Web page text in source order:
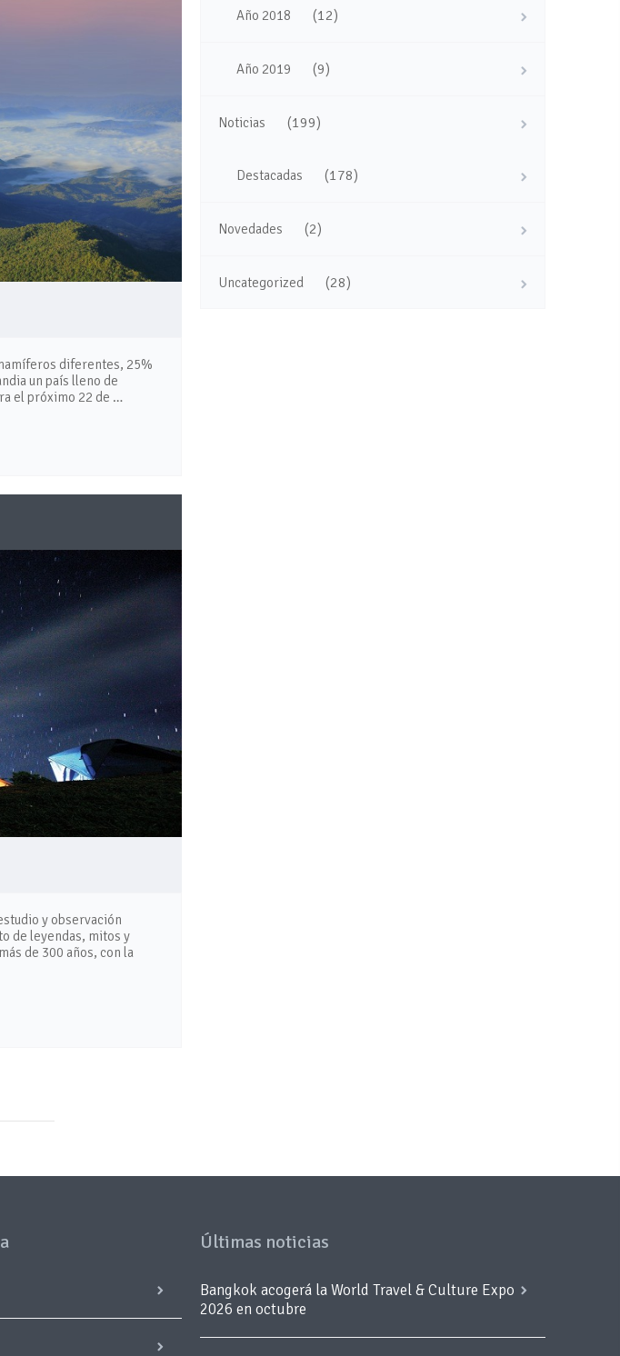
diferentes, 25%
un país lleno de
el próximo 22 de …
y observación
de leyendas, mitos y
de 300 años, con la
Año 2018 (12)
Año 2019 (9)
Noticias (199)
Destacadas (178)
Novedades (2)
Uncategorized (28)
Últimas noticias
Bangkok acogerá la World Travel & Culture Expo
2026 en octubre